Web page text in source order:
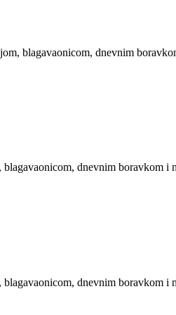
blagavaonicom, dnevnim
dnevnim boravkom i
dnevnim boravkom i